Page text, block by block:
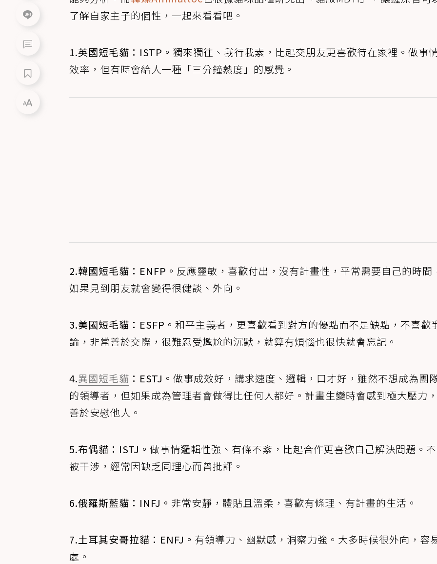
了解自家主子的個性，一起來看看吧。
1.英國短毛貓：ISTP。 獨來獨往、我行我素，比起交朋友更喜歡待在家裡。做事
效率，但有時會給人一種「三分鐘熱度」的感覺。
2.韓國短毛貓：ENFP。 反應靈敏，喜歡付出，沒有計畫性，平常需要自己的時間
如果見到朋友就會變得很健談、外向。
3.美國短毛貓：ESFP。 和平主義者，更喜歡看到對方的優點而不是缺點，不喜歡
論，非常善於交際，很難忍受尷尬的沉默，就算有煩惱也很快就會忘記。
4.異國短毛貓 ：ESTJ。 做事成效好，講求速度、邏輯，口才好，雖然不想成為團
的領導者，但如果成為管理者會做得比任何人都好。計畫生變時會感到極大壓力
善於安慰他人。
5.布偶貓：ISTJ。 做事情邏輯性強、有條不紊，比起合作更喜歡自己解決問題。
被干涉，經常因缺乏同理心而曾批評。
6.俄羅斯藍貓：INFJ。 非常安靜，體貼且溫柔，喜歡有條理、有計畫的生活。
7.土耳其安哥拉貓：ENFJ。 有領導力、幽默感，洞察力強。大多時候很外向，容
處。